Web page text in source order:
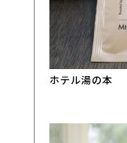
ホテル湯の本